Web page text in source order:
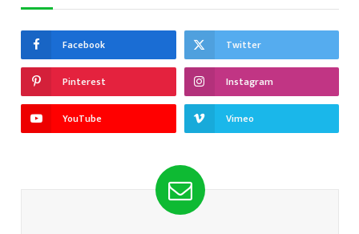
Facebook Twitter
Pinterest Instagram
YouTube Vimeo